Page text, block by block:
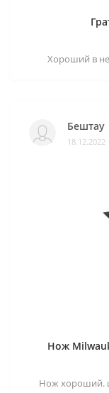
Хороший в
Бештау
18.12.2022
Нож
Нож хороший.